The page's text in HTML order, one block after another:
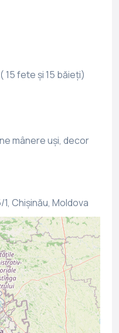
fete și 15 băieți)
mânere uși, decor
Chișinău, Moldova